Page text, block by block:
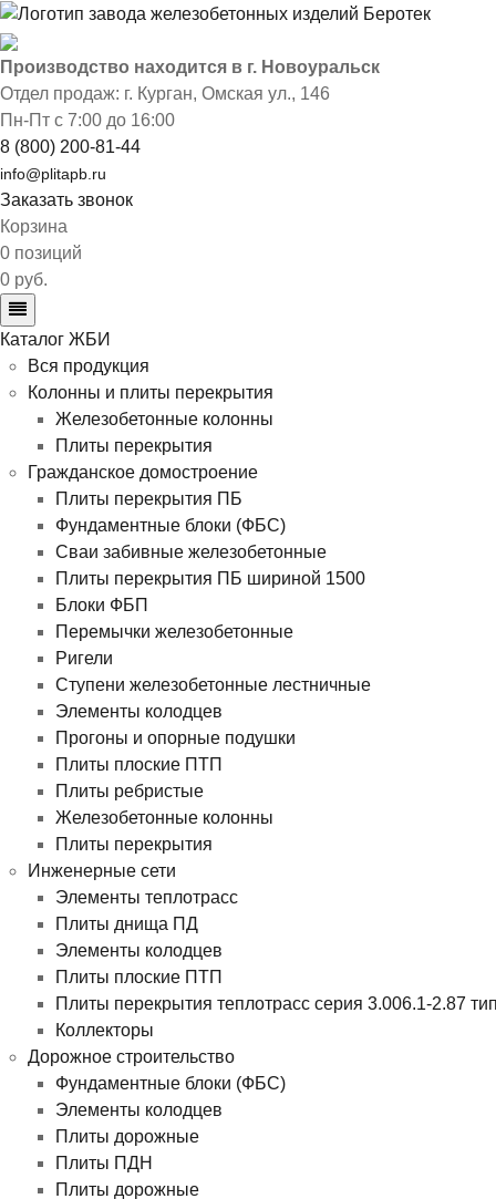
Производство находится в г. Новоуральск
Отдел продаж: г. Курган, Омская ул., 146
Пн-Пт с 7:00 до 16:00
8 (800) 200-81-44
info@plitapb.ru
Заказать звонок
Корзина
0 позиций
0 руб.
Каталог ЖБИ
Вся продукция
Колонны и плиты перекрытия
Железобетонные колонны
Плиты перекрытия
Гражданское домостроение
Плиты перекрытия ПБ
Фундаментные блоки (ФБС)
Сваи забивные железобетонные
Плиты перекрытия ПБ шириной 1500
Блоки ФБП
Перемычки железобетонные
Ригели
Ступени железобетонные лестничные
Элементы колодцев
Прогоны и опорные подушки
Плиты плоские ПТП
Плиты ребристые
Железобетонные колонны
Плиты перекрытия
Инженерные сети
Элементы теплотрасс
Плиты днища ПД
Элементы колодцев
Плиты плоские ПТП
Плиты перекрытия теплотрасс серия 3.006.1-2.87
Коллекторы
Дорожное строительство
Фундаментные блоки (ФБС)
Элементы колодцев
Плиты дорожные
Плиты ПДН
Плиты дорожные